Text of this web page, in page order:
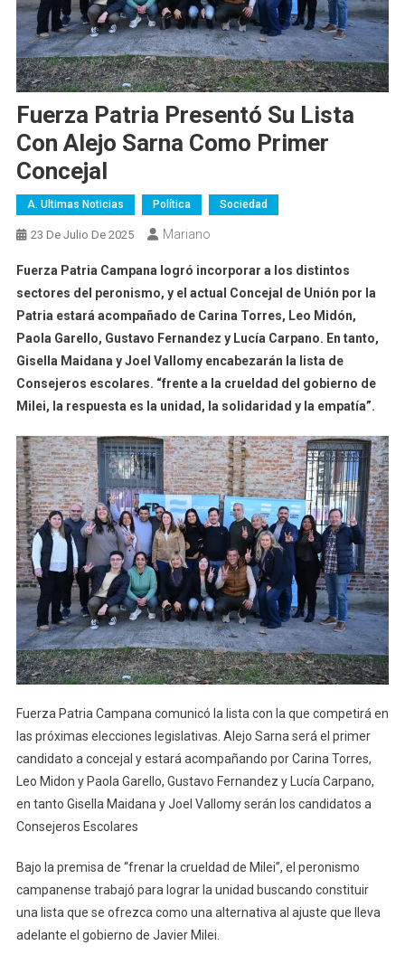
Fuerza Patria Presentó Su Lista
Con Alejo Sarna Como Primer
Concejal
A. Ultimas Noticias Política Sociedad
23 De Julio De 2025 Mariano
Fuerza Patria Campana logró incorporar a los distintos
sectores del peronismo, y el actual Concejal de Unión por la
Patria estará acompañado de Carina Torres, Leo Midón,
Paola Garello, Gustavo Fernandez y Lucía Carpano. En tanto,
Gisella Maidana y Joel Vallomy encabezarán la lista de
Consejeros escolares. “frente a la crueldad del gobierno de
Milei, la respuesta es la unidad, la solidaridad y la empatía”.
Fuerza Patria Campana comunicó la lista con la que competirá en
las próximas elecciones legislativas. Alejo Sarna será el primer
candidato a concejal y estará acompañando por Carina Torres,
Leo Midon y Paola Garello, Gustavo Fernandez y Lucía Carpano,
en tanto Gisella Maidana y Joel Vallomy serán los candidatos a
Consejeros Escolares
Bajo la premisa de “frenar la crueldad de Milei”, el peronismo
campanense trabajó para lograr la unidad buscando constituir
una lista que se ofrezca como una alternativa al ajuste que lleva
adelante el gobierno de Javier Milei.